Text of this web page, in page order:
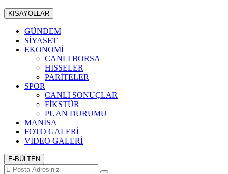
KISAYOLLAR
GÜNDEM
SİYASET
EKONOMİ
CANLI BORSA
HİSSELER
PARİTELER
SPOR
CANLI SONUÇLAR
FİKSTÜR
PUAN DURUMU
MANİSA
FOTO GALERİ
VİDEO GALERİ
E-BÜLTEN